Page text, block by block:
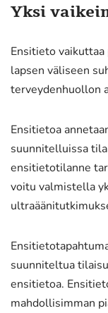
Yksi
Ensitieto
lapsen väliseen
terveydenhuollon
Ensitietoa
suunnitelluissa
ensitietotilanne
voitu valmistella
suunniteltua
ensitietoa.
mahdollisimman